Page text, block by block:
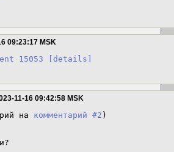
09:23:17 MSK
15053
[details]
11-16 09:42:58 MSK
на комментарий #2